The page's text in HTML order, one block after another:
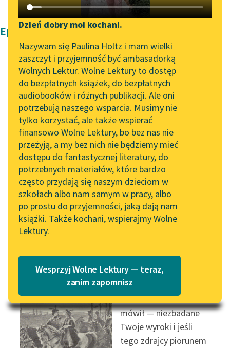
Katalog DAISY
Podkasty o książkach
Zgłoś brak utworu
Aktualności
Spotkanie z Katarzyną
Tunkiel w Oslo
Wolne Lektury na 32.
Pol’and’Rock Festivalu
„Kochanek Lady
Chatterley” do słuchania
na Wolnych Lekturach
Nowy audiobook –
„Marzenie o Oriencie”
Sophie Elkan
Kolekcja Nadwyraz.com x
Wolne Lektury – idealna na
Lektury szkolne i klasyka
literatury do słuchania dla
uczennic i uczniów z
niepełnosprawnościami
Narzędzia
Mapa Wolnych Lektur
Leśmianator
Przewodnik dla piszących i
czytających
API
OAI-PMH
Widget Wolnych Lektur
Przypisy
Katalog w formacie PDF
Dzień dobry moi kochani.
Nazywam się Paulina Holtz i mam wielki
zaszczyt i przyjemność być ambasadorką
Wolnych Lektur. Wolne Lektury to dostęp
do bezpłatnych książek, do bezpłatnych
audiobooków i różnych publikacji. Ale oni
potrzebują naszego wsparcia. Musimy nie
tylko korzystać, ale także wspierać
finansowo Wolne Lektury, bo bez nas nie
przeżyją, a my bez nich nie będziemy mieć
dostępu do fantastycznej literatury, do
potrzebnych materiałów, które bardzo
często przydają się naszym dzieciom w
szkołach albo nam samym w pracy, albo
po prostu do przyjemności, jaką dają nam
książki. Także kochani, wspierajmy Wolne
Lektury.
Wesprzyj Wolne Lektury — teraz,
zanim zapomnisz
Epika Henryka Sienkiewicza
Henryk Sienkiewicz
Pan Wołodyjowski
— Jan nie może jechać,
bo do kapturu obran,
spraw zaś będzie siła,
jako że po...
Czytaj więcej
Henryk Sienkiewicz
Pan Wołodyjowski
— Wielki Boże! —
mówił — niezbadane
Twoje wyroki i jeśli
tego zdrajcy piorunem